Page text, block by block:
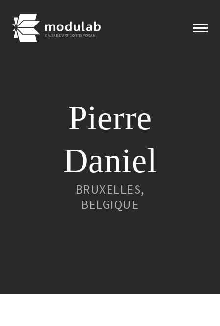
GALERIE D'ART CONTEMPORAIN
Pierre
Daniel
BRUXELLES,
BELGIQUE